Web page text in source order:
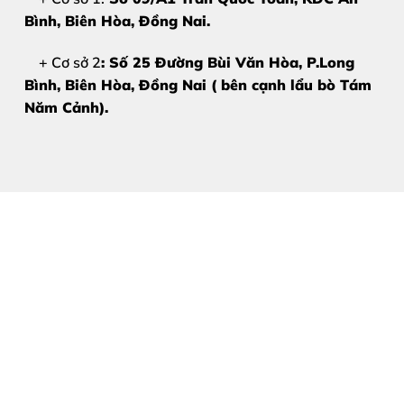
Bình, Biên Hòa, Đồng Nai.
+ Cơ sở 2: Số 25 Đường Bùi Văn Hòa, P.Long
Bình, Biên Hòa, Đồng Nai ( bên cạnh lẩu bò Tám
Năm Cảnh).